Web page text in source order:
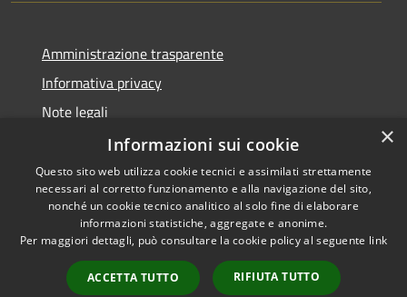
Amministrazione trasparente
Informativa privacy
Note legali
Dichiarazione di accessibilità
RSS
Accessibilità
Copyright © 2026 • Comune di
byMunicipium
Accesso
×
Informazioni sui cookie
Questo sito web utilizza cookie tecnici e assimilati strettamente
necessari al corretto funzionamento e alla navigazione del sito,
nonché un cookie tecnico analitico al solo fine di elaborare
informazioni statistiche, aggregate e anonime.
Per maggiori dettagli, può consultare la cookie policy al seguente link
ACCETTA TUTTO RIFIUTA TUTTO